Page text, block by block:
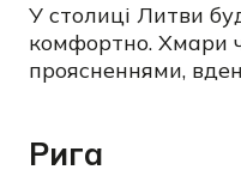
У столиці Литви
комфортно. Хмари
проясненнями,
Рига